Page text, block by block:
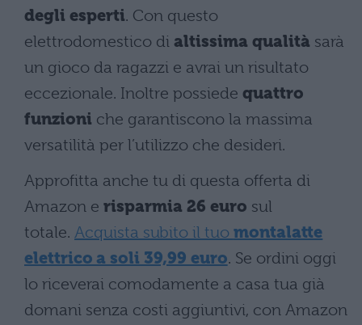
degli esperti. Con questo
elettrodomestico di altissima qualità sarà
un gioco da ragazzi e avrai un risultato
eccezionale. Inoltre possiede quattro
funzioni che garantiscono la massima
versatilità per l’utilizzo che desideri.
Approfitta anche tu di questa offerta di
Amazon e risparmia 26 euro sul
totale. Acquista subito il tuo montalatte
elettrico a soli 39,99 euro. Se ordini oggi
lo riceverai comodamente a casa tua già
domani senza costi aggiuntivi, con Amazon